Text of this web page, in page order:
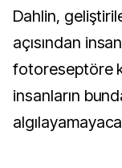
Dahlin,
açısından
fotoreseptöre
insanların